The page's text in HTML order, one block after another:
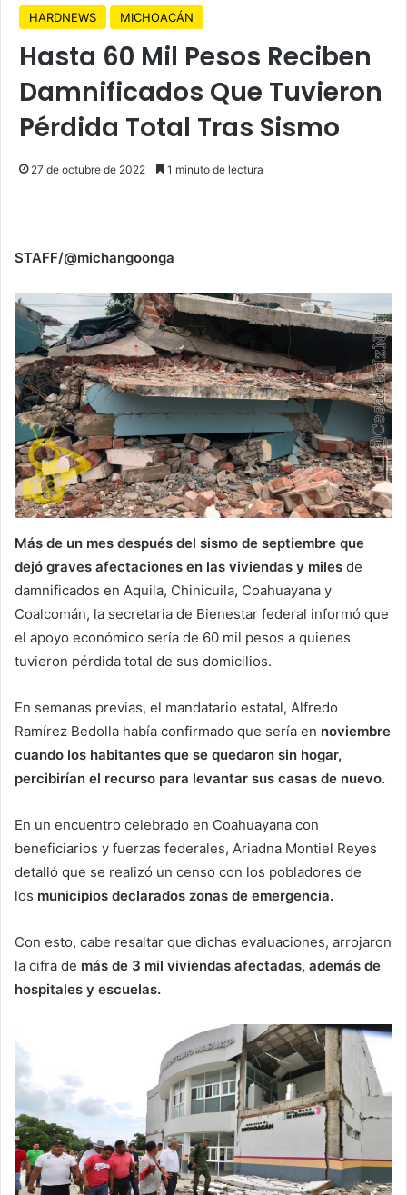
HARDNEWS MICHOACÁN
Hasta 60 Mil Pesos Reciben
Damnificados Que Tuvieron
Pérdida Total Tras Sismo
27 de octubre de 2022 1 minuto de lectura
STAFF/@michangoonga
Más de un mes después del sismo de septiembre que
dejó graves afectaciones en las viviendas y miles de
damnificados en Aquila, Chinicuila, Coahuayana y
Coalcomán, la secretaria de Bienestar federal informó que
el apoyo económico sería de 60 mil pesos a quienes
tuvieron pérdida total de sus domicilios.
En semanas previas, el mandatario estatal, Alfredo
Ramírez Bedolla había confirmado que sería en noviembre
cuando los habitantes que se quedaron sin hogar,
percibirían el recurso para levantar sus casas de nuevo.
En un encuentro celebrado en Coahuayana con
beneficiarios y fuerzas federales, Ariadna Montiel Reyes
detalló que se realizó un censo con los pobladores de
los municipios declarados zonas de emergencia.
Con esto, cabe resaltar que dichas evaluaciones, arrojaron
la cifra de más de 3 mil viviendas afectadas, además de
hospitales y escuelas.